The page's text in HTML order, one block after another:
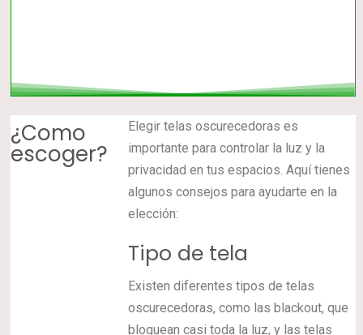
¿Como
escoger?
Elegir telas oscurecedoras es
importante para controlar la luz y la
privacidad en tus espacios. Aquí tienes
algunos consejos para ayudarte en la
elección:
Tipo de tela
Existen diferentes tipos de telas
oscurecedoras, como las blackout, que
bloquean casi toda la luz, y las telas